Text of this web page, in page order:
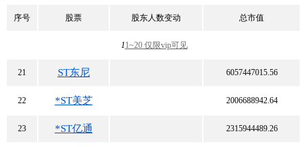
序号 股票 股东人数变动 总市值
11~20 仅限vip可见
21 ST东尼 6057447015.56
22 *ST美芝 2006688942.64
23 *ST亿通 2315944489.26